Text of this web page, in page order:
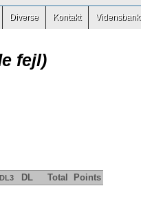
Diverse Kontakt Vidensbank
fejl)
DL3 DL Total Points